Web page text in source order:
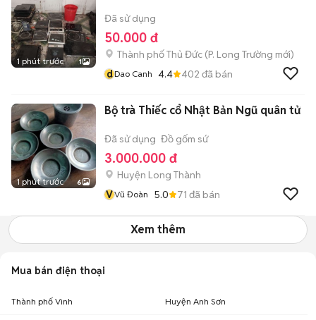
1 phút trước 1
Đã sử dụng
50.000 đ
Thành phố Thủ Đức (P. Long Trường mới)
dDao Canh 4.4 402 đã bán
1 phút trước 6
Bộ trà Thiếc cổ Nhật Bản Ngũ quân tử
Đã sử dụng Đồ gốm sứ
3.000.000 đ
Huyện Long Thành
VVũ Đoàn 5.0 71 đã bán
Xem thêm
Mua bán điện thoại
Thành phố Vinh Huyện Anh Sơn